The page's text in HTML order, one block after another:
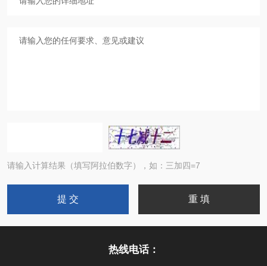
请输入计算结果（填写阿拉伯数字），如：三加四=7
热线电话：